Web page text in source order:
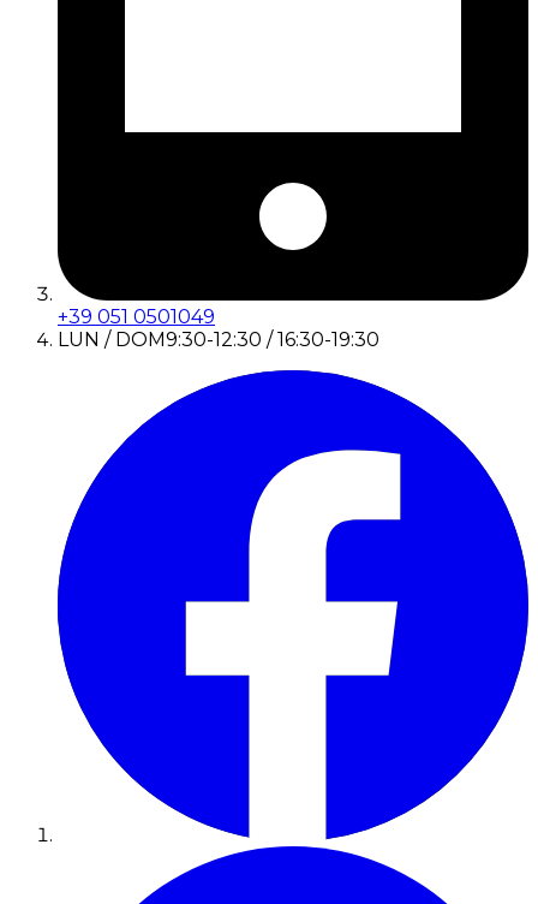
+39 051 0501049
LUN / DOM9:30-12:30 / 16:30-19:30